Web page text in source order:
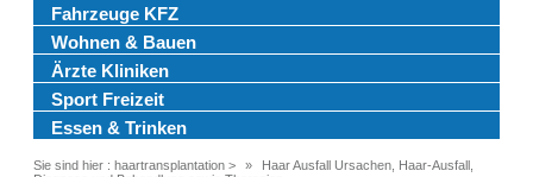
Fahrzeuge KFZ
Wohnen & Bauen
Ärzte Kliniken
Sport Freizeit
Essen & Trinken
Sie sind hier : haartransplantation >
Haar Ausfall Ursachen, Haar-Ausfall,